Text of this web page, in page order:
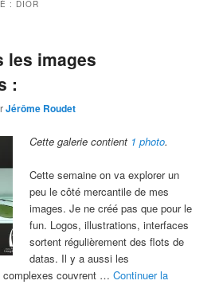
: DIOR
les images
:
Jérôme Roudet
Cette galerie contient 1 photo.
Cette semaine on va explorer un
peu le côté mercantile de mes
images. Je ne créé pas que pour le
fun. Logos, illustrations, interfaces
sortent régulièrement des flots de
datas. Il y a aussi les
complexes couvrent …Continuer la